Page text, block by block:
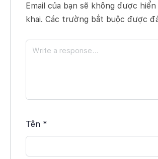
Email của bạn sẽ không được
khai. Các trường bắt buộc được
Tên *